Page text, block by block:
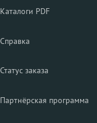
Каталоги PDF
Справка
Статус заказа
Партнёрская программа